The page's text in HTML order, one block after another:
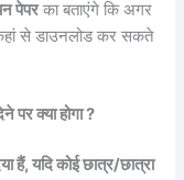
पेपरका बताएंगे कि अगर
से डाउनलोड कर सकते
पर क्या होगा ?
हैं, यदि कोई छात्र/छात्रा